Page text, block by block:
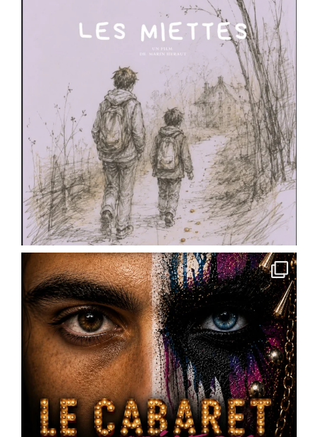
inscriptions sont ouvertes !
L'école de théâtre de la Scène Dramatique
Ackermann lance sa saison 2026-2027.
Cours de théâtre, ateliers, stages, masterclass,
technique oratoire : il y en a pour tous les âges
et toutes les envies.
✨ Pour les enfants : cours préparatoire dès le
CE1/CE2
✨ Pour les ados : cycles théâtre et
accompagnement à la pratique scénique
✨ Pour les...See More
Photo
View on Facebook · Share
Scène Dramatique Ackermann
4 months ago
« Des cailloux dans le ventre » de @Marin
Heraut– réservez vos places
Vous faites quoi le 16 mai 2026 ?
La Scène Dramatique Ackermann présentera le
samedi 16 mai à 20h30, à la salle Jean Zay – salle